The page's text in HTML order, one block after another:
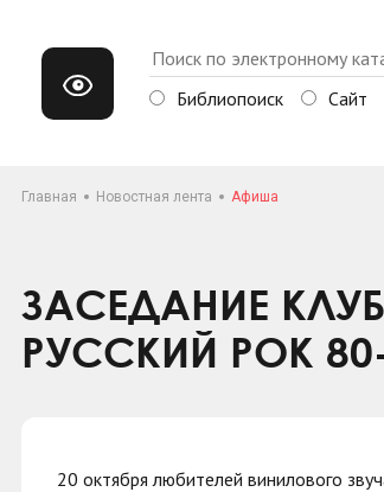
Библиопоиск Сайт
Главная Новостная лента Афиша
ЗАСЕДАНИЕ
РУССКИЙ РОК
20 октября любителей винилового